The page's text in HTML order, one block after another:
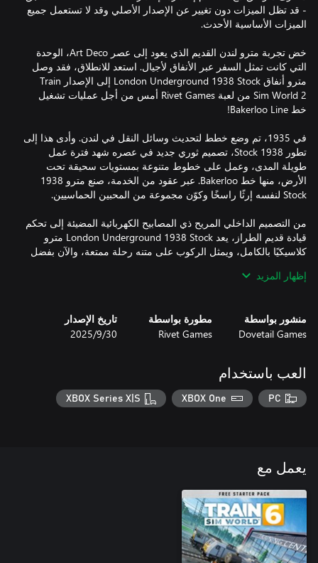
- قد تظل الميزات دون تغيير عن الإصدار الأصلي وقد لا تستعمل جميع
خض تجربة مترو لندن القديم الذي يعود إلى عصر Art Deco، الوحدة
التي كانت تمثل السفر عبر الأنفاق لأجيال. استعد للانطلاق، فقد وصل
مترو أنفاق London Underground 1938 Stock إلى الإصدار Train
Sim World 2 من لعبة Rivet Games أمس من أجل عمليات تشغيل
في 1935، تم وضع خطط لتحديث وسائل النقل في لندن. وأدى هذا إلى
تطور 1938 Stock، تصميم ثوري جديد في عصره شهد فترة عمل
طويلة المدى، وعمل على خطوط متنوعة بمستويات سحيقة تحت
الأرض، منها خط Bakerloo. عبر عقود من الخدمة، صنع مترو 1938
من التصميم الداخلي المريح ذي المصابيح الكهربائية المضيئة إلى تحكم
قيادة قديم الطراز، يعد London Underground 1938 Stock مترو
كلاسيكيًا بالكامل، ويمثل الركوب على متنه رحلة ممتعة، والآن بفضل
إظهار المزيد
منشور بواسطة
Dovetail Games
مطورة بواسطة
Rivet Games
تاريخ الإصدار
30‏/9‏/2025
العب باستخدام
PC
XBOX One
XBOX Series X|S
يعمل مع